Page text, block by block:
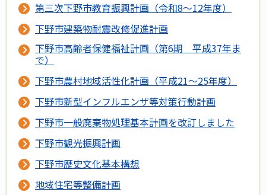
第三次下野市教育振興計画（令和8～12年度）
下野市建築物耐震改修促進計画
下野市高齢者保健福祉計画（第6期 平成37年ま
で）
下野市農村地域活性化計画（平成21～25年度）
下野市新型インフルエンザ等対策行動計画
下野市一般廃棄物処理基本計画を改訂しました
下野市観光振興計画
下野市歴史文化基本構想
地域住宅等整備計画